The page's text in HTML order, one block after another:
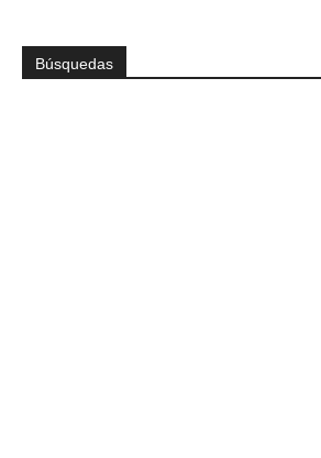
Búsquedas